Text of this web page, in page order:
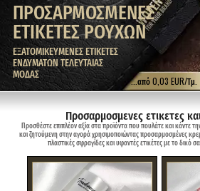
ΠΡΟΣΑΡΜΟΣΜΕΝΕΣ
ΕΤΙΚΕΤΕΣ ΡΟΥΧΩΝ
ΕΞΑΤΟΜΙΚΕΥΜΕΝΕΣ ΕΤΙΚΕΤΕΣ
ΕΝΔΥΜΑΤΩΝ ΤΕΛΕΥΤΑΙΑΣ
ΜΟΔΑΣ
...από 0,03 EUR/Τμ.
Προσαρμοσμενες ετικετες
Προσθέστε επιπλέον αξία στα προϊόντα που πουλάτε και κάντε
και ζητούμενη στην αγορά χρησιμοποιώντας προσαρμοσμένες
πλαστικές σφραγίδες και υφαντές ετικέτες με το δικό